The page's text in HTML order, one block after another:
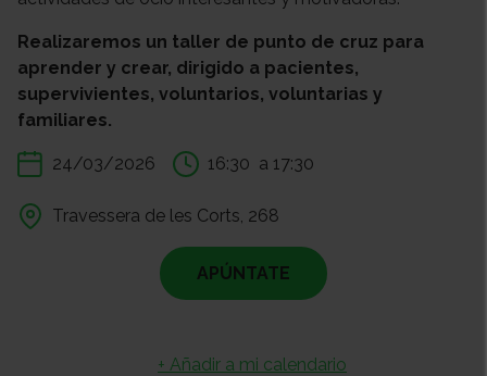
Realizaremos un taller de punto de cruz para
aprender y crear, dirigido a pacientes,
supervivientes, voluntarios, voluntarias y
familiares.
24/03/2026 16:30 a 17:30
Travessera de les Corts, 268
APÚNTATE
+ Añadir a mi calendario